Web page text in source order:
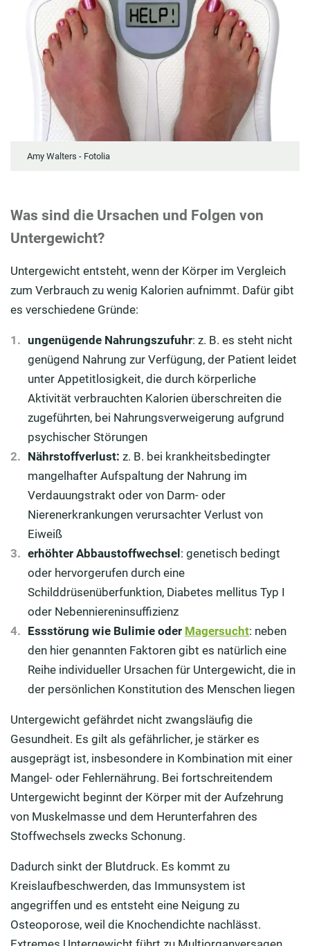
Amy Walters - Fotolia
Was sind die Ursachen und Folgen von
Untergewicht?
Untergewicht entsteht, wenn der Körper im Vergleich
zum Verbrauch zu wenig Kalorien aufnimmt. Dafür gibt
es verschiedene Gründe:
ungenügende Nahrungszufuhr: z. B. es steht nicht
genügend Nahrung zur Verfügung, der Patient leidet
unter Appetitlosigkeit, die durch körperliche
Aktivität verbrauchten Kalorien überschreiten die
zugeführten, bei Nahrungsverweigerung aufgrund
psychischer Störungen
Nährstoffverlust: z. B. bei krankheitsbedingter
mangelhafter Aufspaltung der Nahrung im
Verdauungstrakt oder von Darm- oder
Nierenerkrankungen verursachter Verlust von
Eiweiß
erhöhter Abbaustoffwechsel : genetisch bedingt
oder hervorgerufen durch eine
Schilddrüsenüberfunktion, Diabetes mellitus Typ I
oder Nebenniereninsuffizienz
Essstörung wie Bulimie oder Magersucht: neben
den hier genannten Faktoren gibt es natürlich eine
Reihe individueller Ursachen für Untergewicht, die in
der persönlichen Konstitution des Menschen liegen
Untergewicht gefährdet nicht zwangsläufig die
Gesundheit. Es gilt als gefährlicher, je stärker es
ausgeprägt ist, insbesondere in Kombination mit einer
Mangel- oder Fehlernährung. Bei fortschreitendem
Untergewicht beginnt der Körper mit der Aufzehrung
von Muskelmasse und dem Herunterfahren des
Stoffwechsels zwecks Schonung.
Dadurch sinkt der Blutdruck. Es kommt zu
Kreislaufbeschwerden, das Immunsystem ist
angegriffen und es entsteht eine Neigung zu
Osteoporose, weil die Knochendichte nachlässt.